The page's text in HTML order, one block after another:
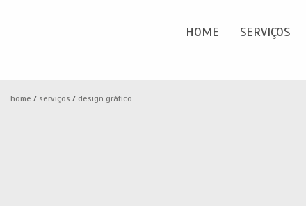
Serviços
HOME SERVIÇOS
home serviços design gráfico